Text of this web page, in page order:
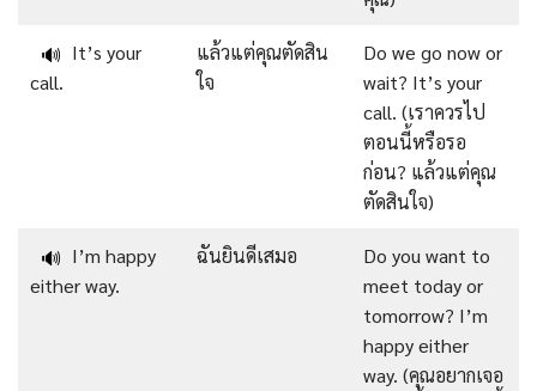
🔊 It’s your
call.
แล้วแต่คุณตัดสิน
ใจ
Do we go now or
wait? It’s your
call. (เราควรไป
ตอนนี้หรือรอ
ก่อน? แล้วแต่คุณ
ตัดสินใจ)
🔊 I’m happy
either way.
ฉันยินดีเสมอ
Do you want to
meet today or
tomorrow? I’m
happy either
way. (คุณอยากเจอ